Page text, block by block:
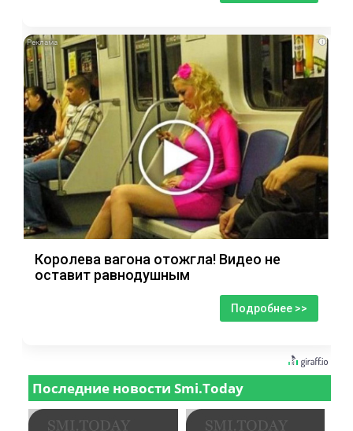
i
Королева вагона отожгла! Видео не
оставит равнодушным
Подробнее >>